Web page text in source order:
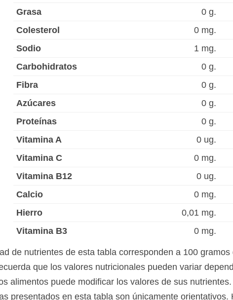
Grasa
0 g.
Colesterol
0 mg.
Sodio
1 mg.
Carbohidratos
0 g.
Fibra
0 g.
Azúcares
0 g.
Proteínas
0 g.
Vitamina A
0 ug.
Vitamina C
0 mg.
Vitamina B12
0 ug.
Calcio
0 mg.
Hierro
0,01 mg.
Vitamina B3
0 mg.
de nutrientes de esta tabla corresponden a 100
que los valores nutricionales pueden variar
alimentos puede modificar los valores de sus
presentados en esta tabla son únicamente